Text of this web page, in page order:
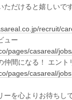
ただけると嬉しいです
recruit/
ュー
pages/casareal/
仲間になる！ エント
pages/casareal/jobs
ーを心よりお待ちし